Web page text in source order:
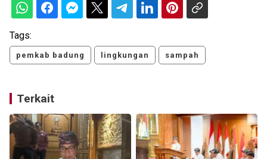
Tags:
pemkab badung lingkungan sampah
Terkait